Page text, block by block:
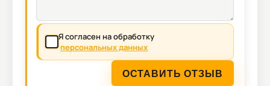
Я согласен на обработку
персональных данных
ОСТАВИТЬ ОТЗЫВ